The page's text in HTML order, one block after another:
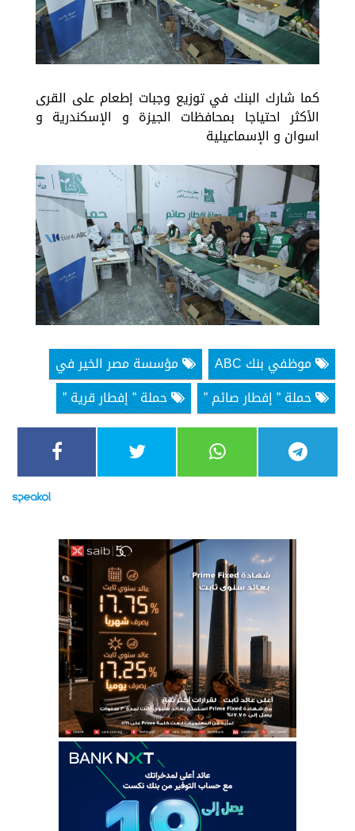
كما شارك البنك في توزيع وجبات إطعام على القرى
الأكثر احتياجا بمحافظات الجيزة و الإسكندرية و
اسوان و الإسماعيلية
موظفي بنك ABC
مؤسسة مصر الخير في
حملة ” إفطار صائم ”
حملة ” إفطار قرية ”